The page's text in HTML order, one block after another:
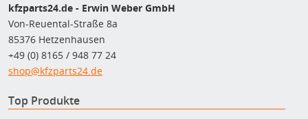
kfzparts24.de - Erwin Weber GmbH
Von-Reuental-Straße 8a
85376 Hetzenhausen
+49 (0) 8165 / 948 77 24
shop@kfzparts24.de
Top Produkte